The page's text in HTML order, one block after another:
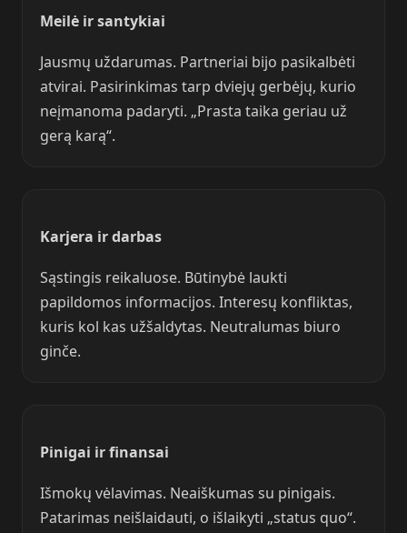
Meilė ir santykiai
Jausmų uždarumas. Partneriai bijo pasikalbėti
atvirai. Pasirinkimas tarp dviejų gerbėjų, kurio
neįmanoma padaryti. „Prasta taika geriau už
gerą karą“.
Karjera ir darbas
Sąstingis reikaluose. Būtinybė laukti
papildomos informacijos. Interesų konfliktas,
kuris kol kas užšaldytas. Neutralumas biuro
ginče.
Pinigai ir finansai
Išmokų vėlavimas. Neaiškumas su pinigais.
Patarimas neišlaidauti, o išlaikyti „status quo“.